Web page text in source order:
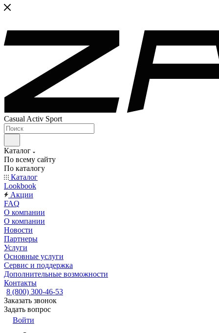
Casual Activ Sport
Каталог
По всему сайту
По каталогу
Каталог
Lookbook
Акции
FAQ
О компании
О компании
Новости
Партнеры
Услуги
Основные услуги
Сервис и поддержка
Дополнительные возможности
Контакты
8 (800) 300-46-53
Заказать звонок
Задать вопрос
Войти